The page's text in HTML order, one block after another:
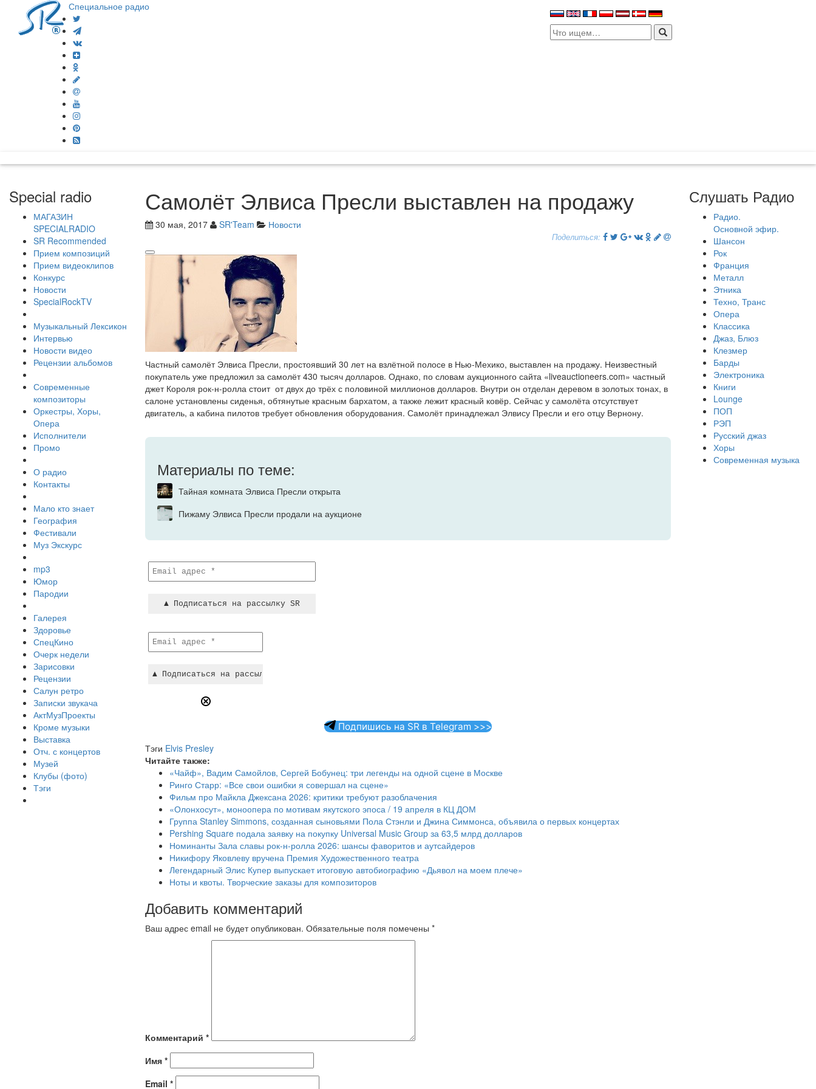
Специальное радио
Search
for:
Special radio
МАГАЗИН
SPECIALRADIO
SR Recommended
Прием композиций
Прием видеоклипов
Конкурс
Новости
SpecialRockTV
Музыкальный Лексикон
Интервью
Новости видео
Рецензии альбомов
Современные
композиторы
Оркестры, Хоры,
Опера
Исполнители
Промо
О радио
Контакты
Мало кто знает
География
Фестивали
Муз Экскурс
mp3
Юмор
Пародии
Галерея
Здоровье
СпецКино
Очерк недели
Зарисовки
Рецензии
Салун ретро
Записки звукача
АктМузПроекты
Кроме музыки
Выставка
Отч. с концертов
Музей
Клубы (фото)
Тэги
Самолёт Элвиса Пресли выставлен на продажу
30 мая, 2017 SR'Team Новости
Поделиться:
Частный самолёт Элвиса Пресли, простоявший 30 лет на взлётной полосе в Нью-Мехико, выставлен на продажу. Неизвестный
покупатель уже предложил за самолёт 430 тысяч долларов. Однако, по словам аукционного сайта «liveauctioneers.com» частный
джет Короля рок-н-ролла стоит от двух до трёх с половиной миллионов долларов. Внутри он отделан деревом в золотых тонах, в
салоне установлены сиденья, обтянутые красным бархатом, а также лежит красный ковёр. Сейчас у самолёта отсутствует
двигатель, а кабина пилотов требует обновления оборудования. Самолёт принадлежал Элвису Пресли и его отцу Вернону.
Материалы по теме:
Тайная комната Элвиса Пресли открыта
Пижаму Элвиса Пресли продали на аукционе
Подпишись на SR в Telegram >>>
Тэги Elvis Presley
Читайте также:
«Чайф», Вадим Самойлов, Сергей Бобунец: три легенды на одной сцене в Москве
Ринго Старр: «Все свои ошибки я совершал на сцене»
Фильм про Майкла Джексана 2026: критики требуют разоблачения
«Олонхосут», моноопера по мотивам якутского эпоса / 19 апреля в КЦ ДОМ
Группа Stanley Simmons, созданная сыновьями Пола Стэнли и Джина Симмонса, объявила о первых концертах
Pershing Square подала заявку на покупку Universal Music Group за 63,5 млрд долларов
Номинанты Зала славы рок-н-ролла 2026: шансы фаворитов и аутсайдеров
Никифору Яковлеву вручена Премия Художественного театра
Легендарный Элис Купер выпускает итоговую автобиографию «Дьявол на моем плече»
Ноты и квоты. Творческие заказы для композиторов
Добавить комментарий
Ваш адрес email не будет опубликован. Обязательные поля помечены *
Комментарий *
Имя *
Email *
Слушать Радио
Радио.
Основной эфир.
Шансон
Рок
Франция
Металл
Этника
Техно, Транс
Опера
Классика
Джаз, Блюз
Клезмер
Барды
Электроника
Книги
Lounge
ПОП
РЭП
Русский джаз
Хоры
Современная музыка